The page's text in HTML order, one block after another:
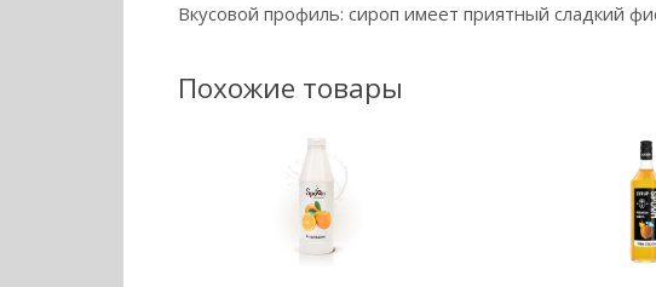
Вкусовой профиль: сироп имеет приятный сладкий
Похожие товары